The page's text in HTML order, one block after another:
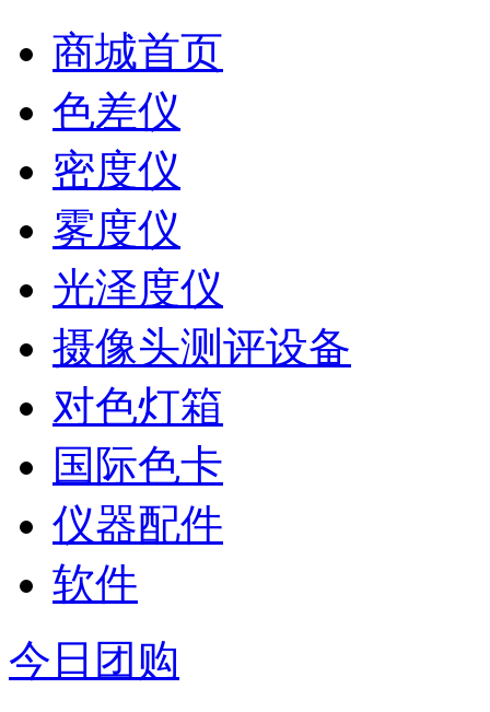
商城首页
色差仪
密度仪
雾度仪
光泽度仪
摄像头测评设备
对色灯箱
国际色卡
仪器配件
软件
今日团购